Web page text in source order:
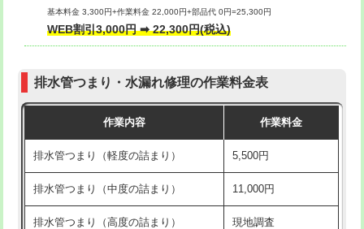
モルタル補修（厚さ10㎝超え）
追加人工 16,500円
現場見積
※給水管工事は20mmまでの価格です。
交換・取付(排水栓・排水トラップ
交換・取付（その他部品） 11,000円+材料費
持込商品取付（単水栓） 13,200円
持込商品取付（混合水栓） 16,500円
持込商品取付（浄水器・分岐水栓） 16,500円
給水管工事※（ホール加工) 16,500円
基本料金 3,300円+作業料金 22,000円+部品代 0円=25,300円
WEB割引3,000円 ➡ 22,300円(税込)
排水管つまり・水漏れ修理の作業料金表
作業内容 作業料金
排水管つまり（軽度の詰まり） 5,500円
排水管つまり（中度の詰まり） 11,000円
排水管つまり（高度の詰まり） 現地調査